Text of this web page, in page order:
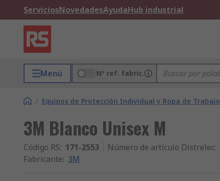
ServiciosNovedadesAyudaHub industrial
Menú Nº ref. fabric.
/ Equipos de Protección Individual y Ropa de Trabajo
3M Blanco Unisex M
Código RS: 171-2553 Número de artículo Distrelec:
Fabricante: 3M